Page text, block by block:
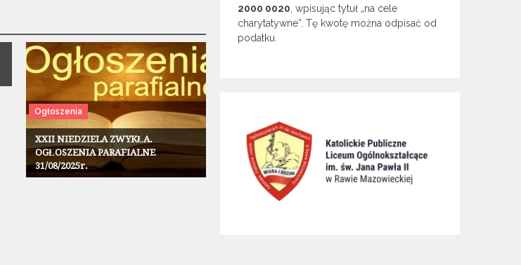
Ogłoszenia
XXII NIEDZIELA ZWYKŁA.
OGŁOSZENIA PARAFIALNE
31/08/2025r.
2000 0020 , wpisując tytuł „na cele
charytatywne”. Tę kwotę można odpisać od
podatku.